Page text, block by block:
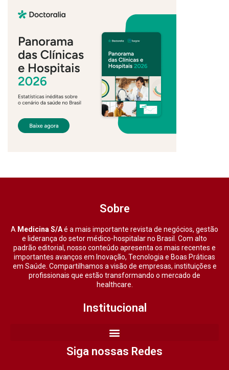
Sobre
A Medicina S/Aé a mais importante revista de negócios, gestão
e liderança do setor médico-hospitalar no Brasil. Com alto
padrão editorial, nosso conteúdo apresenta os mais recentes e
importantes avanços em Inovação, Tecnologia e Boas Práticas
em Saúde. Compartilhamos a visão de empresas, instituições e
profissionais que estão transformando o mercado de
healthcare.
Institucional
Siga nossas Redes